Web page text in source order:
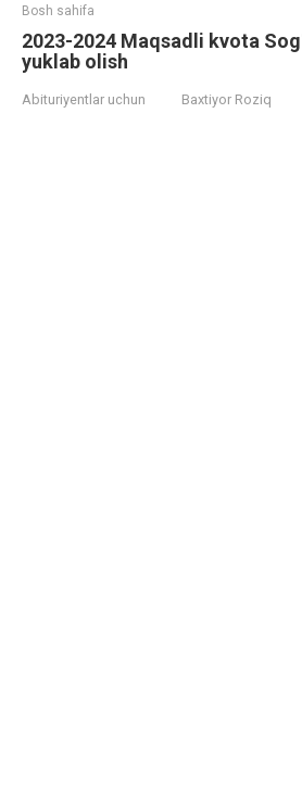
Bosh sahifa
2023-2024 Maqsadli kvota
yuklab olish
Abituriyentlar uchun Baxtiyor Roziq